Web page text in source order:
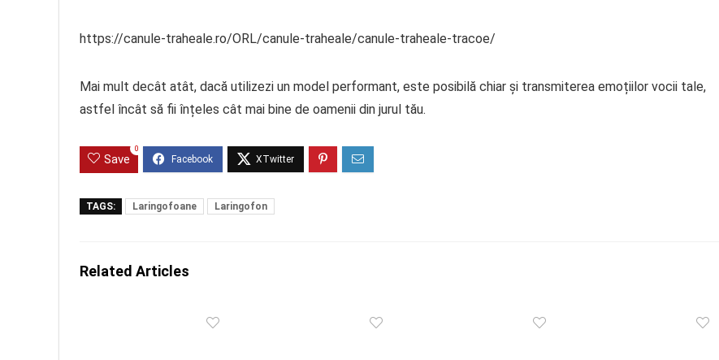
https://canule-traheale.ro/ORL/canule-traheale/canule-traheale-tracoe/
Mai mult decât atât, dacă utilizezi un model performant, este posibilă chiar și transmiterea emoțiilor vocii tale,
astfel încât să fii înțeles cât mai bine de oamenii din jurul tău.
Save
0
TAGS: Laringofoane Laringofon
Related Articles